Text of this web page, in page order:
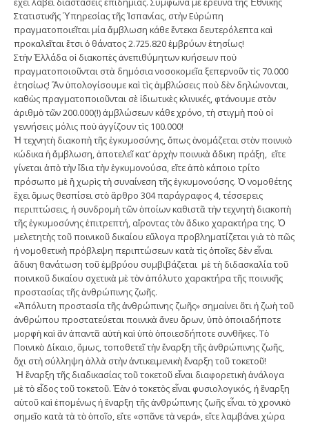
Στατιστικῆς Ὑπηρεσίας τῆς Ἱσπανίας, στὴν Εὐρώπη
πραγµατοποιεῖται µία ἄµβλωση κάθε ἕντεκα δευτερόλεπτα καὶ
προκαλεῖται ἔτσι ὁ θάνατος 2.725.820 ἐµβρύων ἐτησίως!
Στὴν Ἑλλάδα οἱ διακοπὲς ἀνεπιθύµητων κυήσεων ποὺ
πραγµατοποιοῦνται στὰ δηµόσια νοσοκοµεῖα ξεπερνοῦν τὶς 70.000
ἐτησίως! Ἂν ὑπολογίσουµε καὶ τὶς ἀµβλώσεις ποὺ δὲν δηλώνονται,
καθὼς πραγµατοποιοῦνται σὲ ἰδιωτικὲς κλινικές, φτάνουµε στὸν
ἀριθµὸ τῶν 200.000(!) ἀµβλώσεων κάθε χρόνο, τὴ στιγµὴ ποὺ οἱ
γεννήσεις µόλις ποὺ ἀγγίζουν τὶς 100.000!
Ἡ τεχνητὴ διακοπὴ τῆς ἐγκυµοσύνης, ὅπως ὀνοµάζεται στὸν ποινικὸ
κώδικα ἡ ἄµβλωση, ἀποτελεῖ κατ’ ἀρχὴν ποινικὰ ἄδικη πράξη, εἴτε
γίνεται ἀπὸ τὴν ἴδια τὴν ἐγκυµονούσα, εἴτε ἀπὸ κάποιο τρίτο
πρόσωπο µὲ ἢ χωρὶς τὴ συναίνεση τῆς ἐγκυµονούσης. Ὁ νοµοθέτης
ἔχει ὅµως θεσπίσει στὸ ἄρθρο 304 παράγραφος 4, τέσσερεις
περιπτώσεις, ἡ συνδροµὴ τῶν ὁποίων καθιστᾶ τὴν τεχνητὴ διακοπὴ
τῆς ἐγκυµοσύνης ἐπιτρεπτή, αἴροντας τὸν ἄδικο χαρακτήρα της. Ὁ
µελετητὴς τοῦ ποινικοῦ δικαίου εὔλογα προβληµατίζεται γιὰ τὸ πῶς
ἡ νοµοθετικὴ πρόβλεψη περιπτώσεων κατὰ τὶς ὁποῖες δὲν εἶναι
ἄδικη θανάτωση τοῦ ἐµβρύου συµβιβάζεται µὲ τὴ διδασκαλία τοῦ
ποινικοῦ δικαίου σχετικὰ µὲ τὸν ἀπόλυτο χαρακτήρα τῆς ποινικῆς
προστασίας τῆς ἀνθρώπινης ζωῆς.
«Ἀπόλυτη προστασία τῆς ἀνθρώπινης ζωῆς» σηµαίνει ὅτι ἡ ζωὴ τοῦ
ἀνθρώπου προστατεύεται ποινικὰ ἄνευ ὅρων, ὑπὸ ὁποιαδήποτε
µορφὴ καὶ ἂν ἀπαντᾶ αὐτὴ καὶ ὑπὸ ὁποιεσδήποτε συνθῆκες. Τὸ
Ποινικὸ Δίκαιο, ὅµως, τοποθετεῖ τὴν ἔναρξη τῆς ἀνθρώπινης ζωῆς,
ὄχι στὴ σύλληψη ἀλλὰ στὴν ἀντικειµενικὴ ἔναρξη τοῦ τοκετοῦ!
Ἡ ἔναρξη τῆς διαδικασίας τοῦ τοκετοῦ εἶναι διαφορετικὴ ἀνάλογα
µὲ τὸ εἶδος τοῦ τοκετοῦ. Ἐὰν ὁ τοκετὸς εἶναι φυσιολογικός, ἡ ἔναρξη
αὐτοῦ καὶ ἑποµένως ἡ ἔναρξη τῆς ἀνθρώπινης ζωῆς εἶναι τὸ χρονικὸ
σηµεῖο κατὰ τὰ τὸ ὁποῖο, εἴτε «σπᾶνε τὰ νερά», εἴτε λαµβάνει χώρα